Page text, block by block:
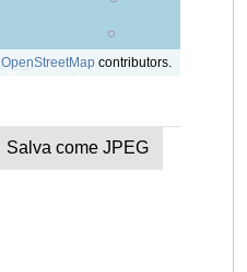
OpenStreetMap contributors.
Salva come JPEG